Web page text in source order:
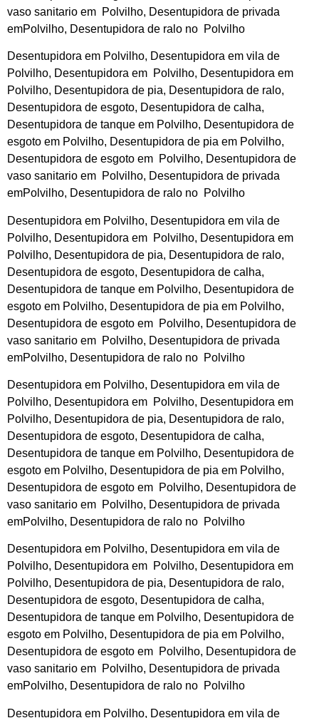
vaso sanitario em Polvilho, Desentupidora de privada
emPolvilho, Desentupidora de ralo no Polvilho
Desentupidora em Polvilho, Desentupidora em vila de
Polvilho, Desentupidora em Polvilho, Desentupidora em
Polvilho, Desentupidora de pia, Desentupidora de ralo,
Desentupidora de esgoto, Desentupidora de calha,
Desentupidora de tanque em Polvilho, Desentupidora de
esgoto em Polvilho, Desentupidora de pia em Polvilho,
Desentupidora de esgoto em Polvilho, Desentupidora de
vaso sanitario em Polvilho, Desentupidora de privada
emPolvilho, Desentupidora de ralo no Polvilho
Desentupidora em Polvilho, Desentupidora em vila de
Polvilho, Desentupidora em Polvilho, Desentupidora em
Polvilho, Desentupidora de pia, Desentupidora de ralo,
Desentupidora de esgoto, Desentupidora de calha,
Desentupidora de tanque em Polvilho, Desentupidora de
esgoto em Polvilho, Desentupidora de pia em Polvilho,
Desentupidora de esgoto em Polvilho, Desentupidora de
vaso sanitario em Polvilho, Desentupidora de privada
emPolvilho, Desentupidora de ralo no Polvilho
Desentupidora em Polvilho, Desentupidora em vila de
Polvilho, Desentupidora em Polvilho, Desentupidora em
Polvilho, Desentupidora de pia, Desentupidora de ralo,
Desentupidora de esgoto, Desentupidora de calha,
Desentupidora de tanque em Polvilho, Desentupidora de
esgoto em Polvilho, Desentupidora de pia em Polvilho,
Desentupidora de esgoto em Polvilho, Desentupidora de
vaso sanitario em Polvilho, Desentupidora de privada
emPolvilho, Desentupidora de ralo no Polvilho
Desentupidora em Polvilho, Desentupidora em vila de
Polvilho, Desentupidora em Polvilho, Desentupidora em
Polvilho, Desentupidora de pia, Desentupidora de ralo,
Desentupidora de esgoto, Desentupidora de calha,
Desentupidora de tanque em Polvilho, Desentupidora de
esgoto em Polvilho, Desentupidora de pia em Polvilho,
Desentupidora de esgoto em Polvilho, Desentupidora de
vaso sanitario em Polvilho, Desentupidora de privada
emPolvilho, Desentupidora de ralo no Polvilho
Desentupidora em Polvilho, Desentupidora em vila de